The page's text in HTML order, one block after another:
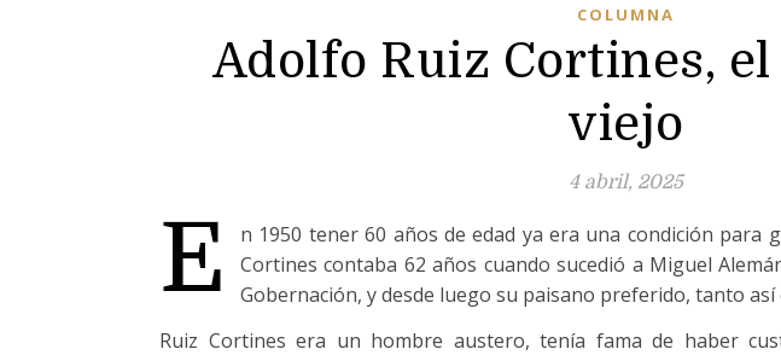
COLUMNA
Adolfo Ruiz Cortines,
viejo
4 abril, 2025
E
n 1950 tener 60 años de edad ya era una condición para
Cortines contaba 62 años cuando sucedió a Miguel
Gobernación, y desde luego su paisano preferido, tanto así
Ruiz Cortines era un hombre austero, tenía fama de haber